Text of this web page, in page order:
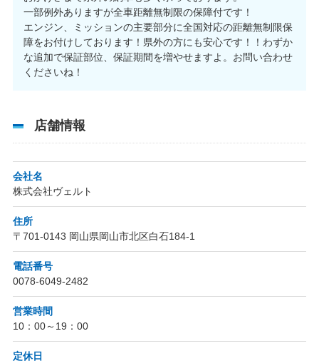
一部例外ありますが全車距離無制限の保障付です！
エンジン、ミッションの主要部分に全国対応の距離無制限保
障をお付けしております！県外の方にも安心です！！わずか
な追加で保証部位、保証期間を増やせますよ。お問い合わせ
くださいね！
店舗情報
会社名
株式会社ヴェルト
住所
〒701-0143 岡山県岡山市北区白石184-1
電話番号
0078-6049-2482
営業時間
10：00～19：00
定休日